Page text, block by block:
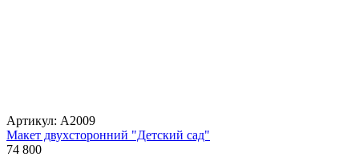
Артикул: А2009
Макет двухсторонний "Детский сад"
74 800